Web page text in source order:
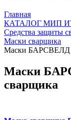
Главная
КАТАЛОГ МИП
Средства защиты
Маски сварщика
Маски БАРСВЕЛД
Маски
сварщика